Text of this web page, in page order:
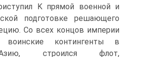
K прямой военной и
подготовке решающего
Co всех концов империи
воинские контингенты в
строился флот,